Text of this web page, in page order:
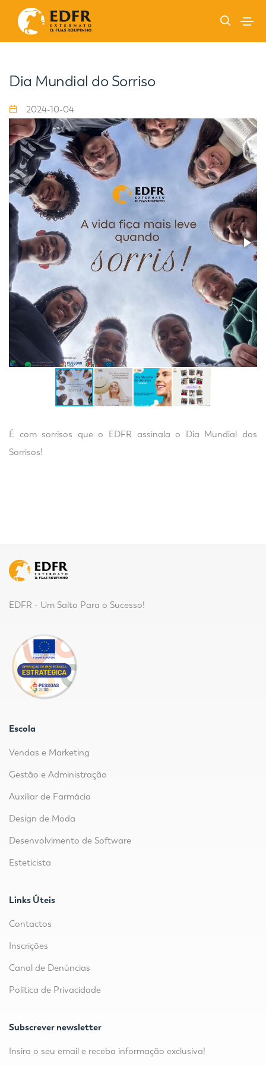
Dia Mundial do Sorriso
2024-10-04
É com sorrisos que o EDFR assinala o Dia Mundial dos
Sorrisos!
EDFR - Um Salto Para o Sucesso!
Escola
Vendas e Marketing
Gestão e Administração
Auxiliar de Farmácia
Design de Moda
Desenvolvimento de Software
Esteticista
Links Úteis
Contactos
Inscrições
Canal de Denúncias
Política de Privacidade
Subscrever newsletter
Insira o seu email e receba informação exclusiva!